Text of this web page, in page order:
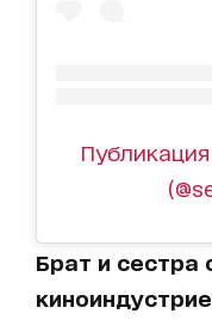
Публикация
Брат и сестра